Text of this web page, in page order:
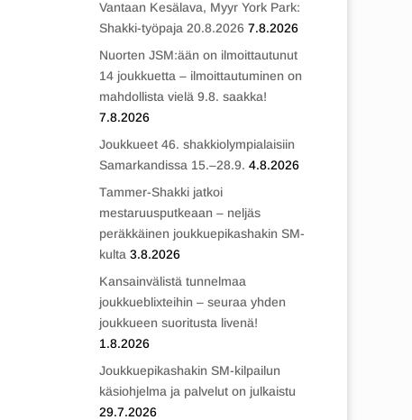
Vantaan Kesälava, Myyr York Park:
Shakki-työpaja 20.8.2026 7.8.2026
Nuorten JSM:ään on ilmoittautunut
14 joukkuetta – ilmoittautuminen on
mahdollista vielä 9.8. saakka!
7.8.2026
Joukkueet 46. shakkiolympialaisiin
Samarkandissa 15.–28.9. 4.8.2026
Tammer-Shakki jatkoi
mestaruusputkeaan – neljäs
peräkkäinen joukkuepikashakin SM-
kulta 3.8.2026
Kansainvälistä tunnelmaa
joukkueblixteihin – seuraa yhden
joukkueen suoritusta livenä!
1.8.2026
Joukkuepikashakin SM-kilpailun
käsiohjelma ja palvelut on julkaistu
29.7.2026